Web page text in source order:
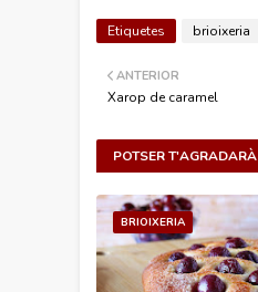
Etiquetes brioixeria
ANTERIOR
Xarop de caramel
POTSER T'AGRADARÀ
BRIOIXERIA